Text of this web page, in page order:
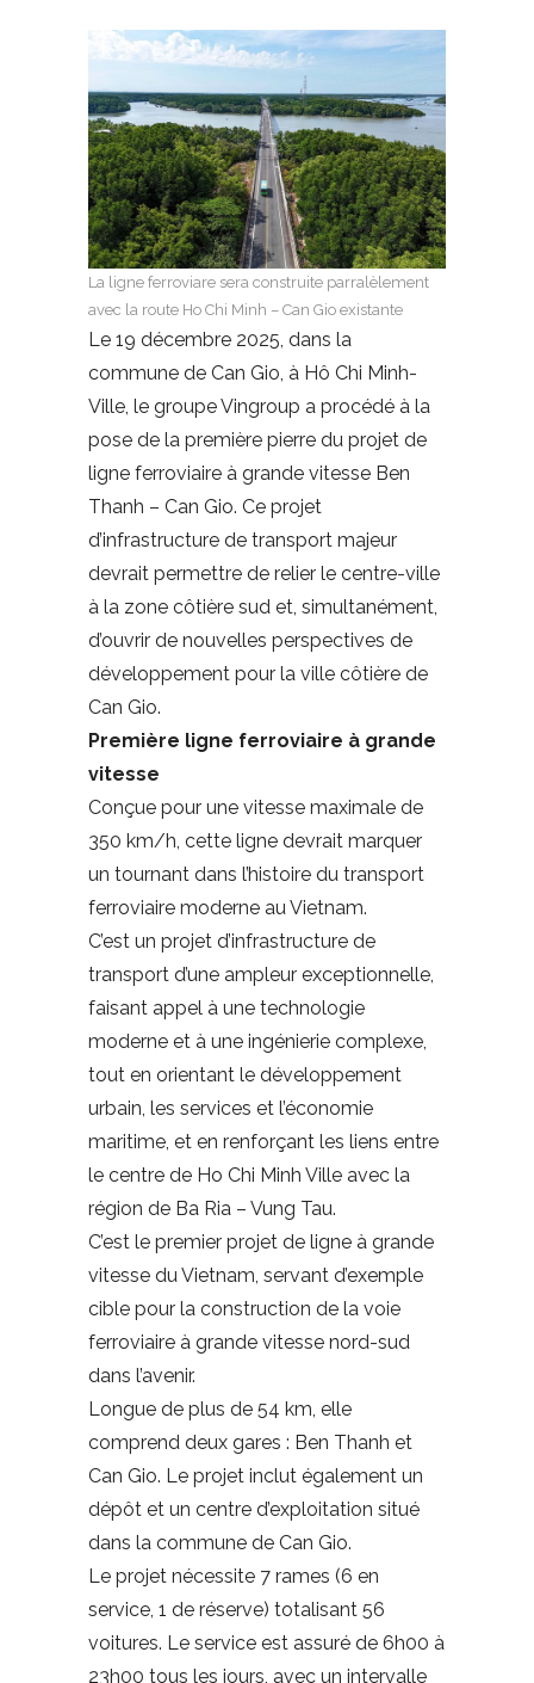
La ligne ferroviare sera construite parralèlement
avec la route Ho Chi Minh – Can Gio existante
Le 19 décembre 2025, dans la
commune de Can Gio, à Hô Chi Minh-
Ville, le groupe Vingroup a procédé à la
pose de la première pierre du projet de
ligne ferroviaire à grande vitesse Ben
Thanh – Can Gio. Ce projet
d’infrastructure de transport majeur
devrait permettre de relier le centre-ville
à la zone côtière sud et, simultanément,
d’ouvrir de nouvelles perspectives de
développement pour la ville côtière de
Can Gio.
Première ligne ferroviaire à grande
vitesse
Conçue pour une vitesse maximale de
350 km/h, cette ligne devrait marquer
un tournant dans l’histoire du transport
ferroviaire moderne au Vietnam.
C’est un projet d’infrastructure de
transport d’une ampleur exceptionnelle,
faisant appel à une technologie
moderne et à une ingénierie complexe,
tout en orientant le développement
urbain, les services et l’économie
maritime, et en renforçant les liens entre
le centre de Ho Chi Minh Ville avec la
région de Ba Ria – Vung Tau.
C’est le premier projet de ligne à grande
vitesse du Vietnam, servant d’exemple
cible pour la construction de la voie
ferroviaire à grande vitesse nord-sud
dans l’avenir.
Longue de plus de 54 km, elle
comprend deux gares : Ben Thanh et
Can Gio. Le projet inclut également un
dépôt et un centre d’exploitation situé
dans la commune de Can Gio.
Le projet nécessite 7 rames (6 en
service, 1 de réserve) totalisant 56
voitures. Le service est assuré de 6h00 à
23h00 tous les jours, avec un intervalle